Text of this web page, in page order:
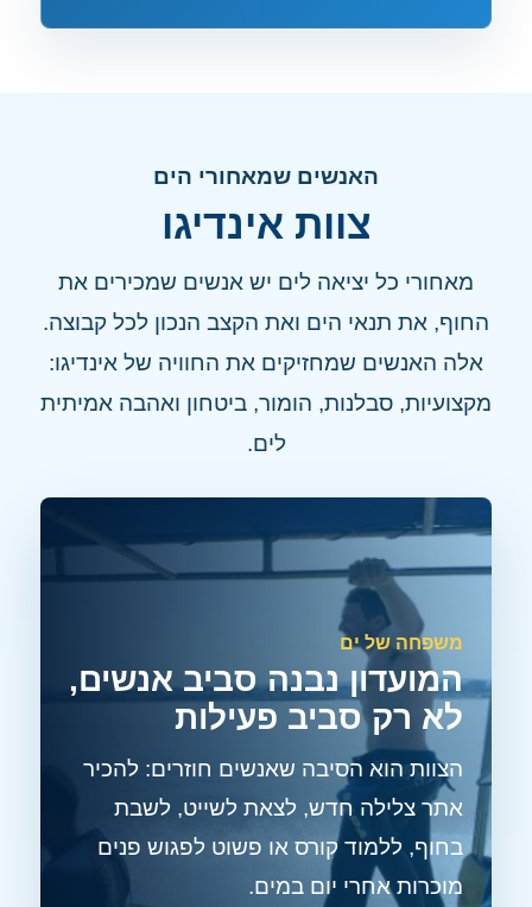
האנשים שמאחורי הים
צוות אינדיגו
מאחורי כל יציאה לים יש אנשים שמכירים את
החוף, את תנאי הים ואת הקצב הנכון לכל קבוצה.
אלה האנשים שמחזיקים את החוויה של אינדיגו:
מקצועיות, סבלנות, הומור, ביטחון ואהבה אמיתית
לים.
משפחה של ים
המועדון נבנה סביב אנשים,
לא רק סביב פעילות
הצוות הוא הסיבה שאנשים חוזרים: להכיר
אתר צלילה חדש, לצאת לשייט, לשבת
בחוף, ללמוד קורס או פשוט לפגוש פנים
מוכרות אחרי יום במים.